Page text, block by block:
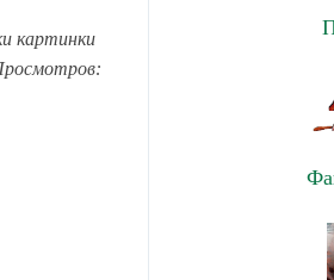
картинки